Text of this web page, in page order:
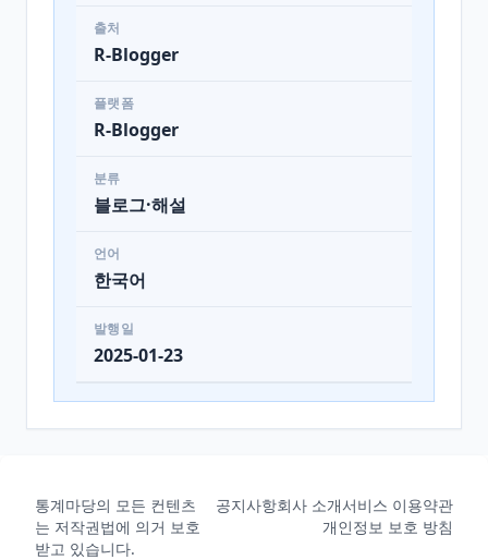
출처
R-Blogger
플랫폼
R-Blogger
분류
블로그·해설
언어
한국어
발행일
2025-01-23
통계마당의 모든 컨텐츠
는 저작권법에 의거 보호
받고 있습니다.
공지사항회사 소개서비스 이용약관
개인정보 보호 방침